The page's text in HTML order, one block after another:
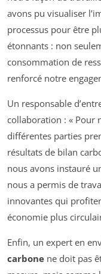
avons pu visualiser
processus pour être
étonnants : non
consommation de
renforcé notre
Un responsable
collaboration : « Pour
différentes parties
résultats de bilan
nous avons instauré
nous a permis de
innovantes qui
économie plus
Enfin, un expert en
carbone ne doit pas